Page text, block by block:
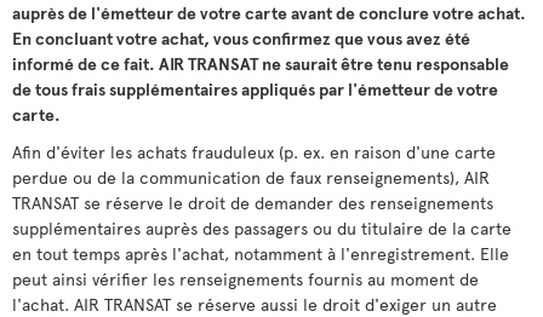
auprès de l'émetteur de votre carte avant de conclure votre achat.
En concluant votre achat, vous confirmez que vous avez été
informé de ce fait. AIR TRANSAT ne saurait être tenu responsable
de tous frais supplémentaires appliqués par l'émetteur de votre
carte.
Afin d'éviter les achats frauduleux (p. ex. en raison d'une carte
perdue ou de la communication de faux renseignements), AIR
TRANSAT se réserve le droit de demander des renseignements
supplémentaires auprès des passagers ou du titulaire de la carte
en tout temps après l'achat, notamment à l'enregistrement. Elle
peut ainsi vérifier les renseignements fournis au moment de
l'achat. AIR TRANSAT se réserve aussi le droit d'exiger un autre